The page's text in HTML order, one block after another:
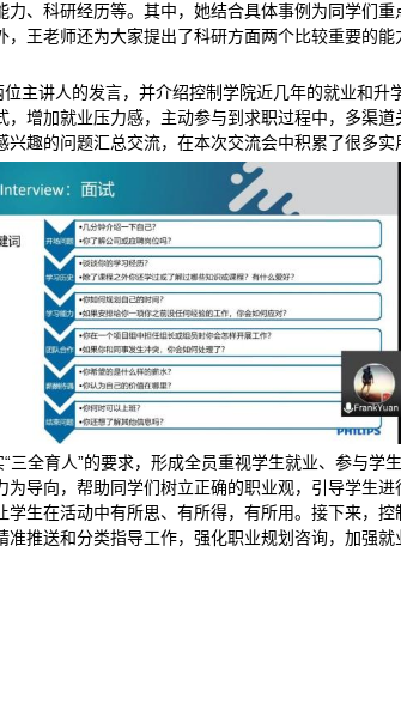
、科研经历等。其中，她结合具体事例为同学们
王老师还为大家提出了科研方面两个比较重要的
主讲人的发言，并介绍控制学院近几年的就业和升
增加就业压力感，主动参与到求职过程中，多渠
趣的问题汇总交流，在本次交流会中积累了很多实
全育人”的要求，形成全员重视学生就业、参与学
导向，帮助同学们树立正确的职业观，引导学生进
生在活动中有所思、有所得，有所用。接下来，
推送和分类指导工作，强化职业规划咨询，加强